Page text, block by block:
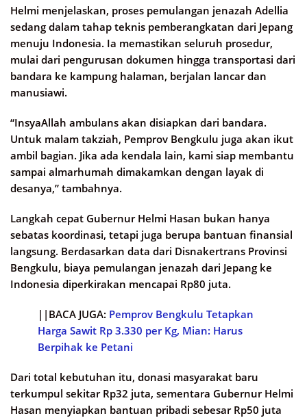
Helmi menjelaskan, proses pemulangan jenazah Adellia
sedang dalam tahap teknis pemberangkatan dari Jepang
menuju Indonesia. Ia memastikan seluruh prosedur,
mulai dari pengurusan dokumen hingga transportasi dari
bandara ke kampung halaman, berjalan lancar dan
manusiawi.
“InsyaAllah ambulans akan disiapkan dari bandara.
Untuk malam takziah, Pemprov Bengkulu juga akan ikut
ambil bagian. Jika ada kendala lain, kami siap membantu
sampai almarhumah dimakamkan dengan layak di
desanya,” tambahnya.
Langkah cepat Gubernur Helmi Hasan bukan hanya
sebatas koordinasi, tetapi juga berupa bantuan finansial
langsung. Berdasarkan data dari Disnakertrans Provinsi
Bengkulu, biaya pemulangan jenazah dari Jepang ke
Indonesia diperkirakan mencapai Rp80 juta.
||BACA JUGA: Pemprov Bengkulu Tetapkan
Harga Sawit Rp 3.330 per Kg, Mian: Harus
Berpihak ke Petani
Dari total kebutuhan itu, donasi masyarakat baru
terkumpul sekitar Rp32 juta, sementara Gubernur Helmi
Hasan menyiapkan bantuan pribadi sebesar Rp50 juta